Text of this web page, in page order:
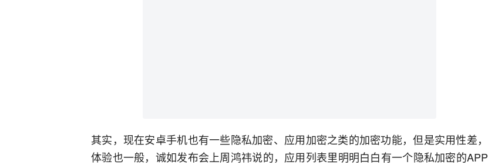
其实，现在安卓手机也有一些隐私加密、应用加密之类的加密功能，但是实用性差，
体验也一般，诚如发布会上周鸿祎说的，应用列表里明明白白有一个隐私加密的APP